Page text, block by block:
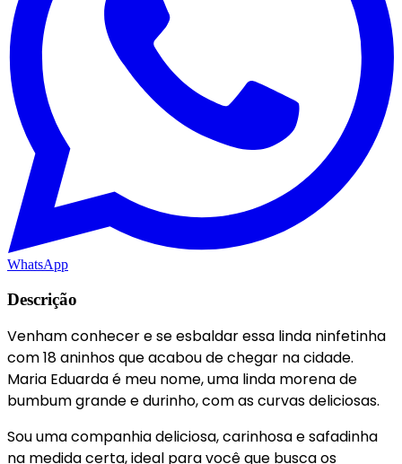
WhatsApp
Descrição
Venham conhecer e se esbaldar essa linda ninfetinha
com 18 aninhos que acabou de chegar na cidade.
Maria Eduarda é meu nome, uma linda morena de
bumbum grande e durinho, com as curvas deliciosas.
Sou uma companhia deliciosa, carinhosa e safadinha
na medida certa, ideal para você que busca os